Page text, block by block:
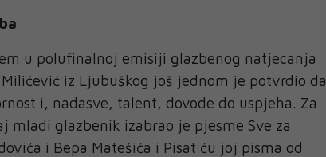
u polufinalnoj emisiji glazbenog natjecanja
iz Ljubuškog još jednom je potvrdio da
i, nadasve, talent, dovode do uspjeha. Za
mladi glazbenik izabrao je pjesme Sve za
i Bepa Matešića i Pisat ću joj pisma od